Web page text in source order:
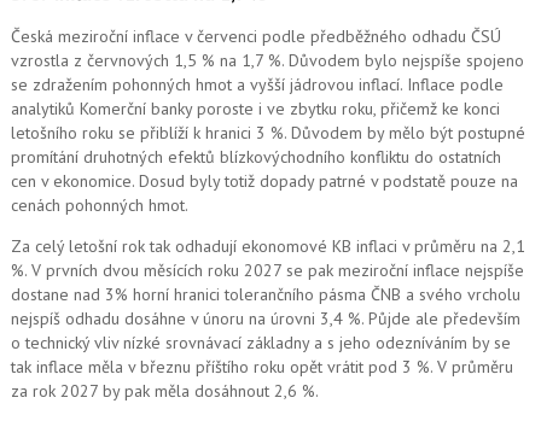
Česká meziroční inflace v červenci podle předběžného odhadu ČSÚ
vzrostla z červnových 1,5 % na 1,7 %. Důvodem bylo nejspíše spojeno
se zdražením pohonných hmot a vyšší jádrovou inflací. Inflace podle
analytiků Komerční banky poroste i ve zbytku roku, přičemž ke konci
letošního roku se přiblíží k hranici 3 %. Důvodem by mělo být postupné
promítání druhotných efektů blízkovýchodního konfliktu do ostatních
cen v ekonomice. Dosud byly totiž dopady patrné v podstatě pouze na
cenách pohonných hmot.
Za celý letošní rok tak odhadují ekonomové KB inflaci v průměru na 2,1
%. V prvních dvou měsících roku 2027 se pak meziroční inflace nejspíše
dostane nad 3% horní hranici tolerančního pásma ČNB a svého vrcholu
nejspíš odhadu dosáhne v únoru na úrovni 3,4 %. Půjde ale především
o technický vliv nízké srovnávací základny a s jeho odezníváním by se
tak inflace měla v březnu příštího roku opět vrátit pod 3 %. V průměru
za rok 2027 by pak měla dosáhnout 2,6 %.